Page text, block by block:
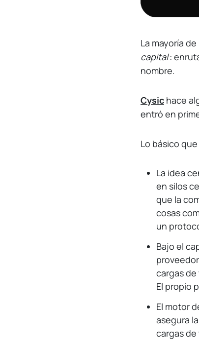
La mayoría
capital :
nombre.
Cysic hace
entró en
Lo básico
La idea
en silos
que la
cosas
un
Bajo el
cargas
El propio
El motor
asegura
cargas